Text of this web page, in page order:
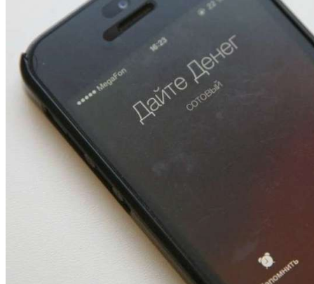
Покушение на убийство в Волгограде: девушка
напала на незнакомую женщину с ножом
12:39
Сладкий праздник в Волгограде: в Центральном
парке прошёл фестиваль „Арбузный переполох“
Волгоградские компании нарастили экспорт:
заключены контракты на 3,6 млн долларов